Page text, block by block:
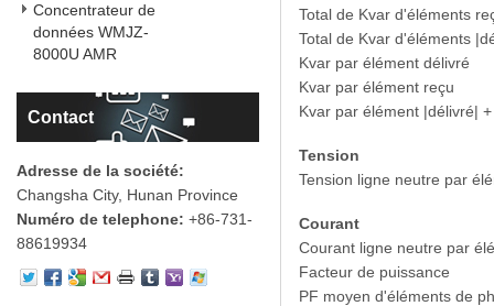
Concentrateur de
données WMJZ-
8000U AMR
Contact
Adresse de la société:
Changsha City, Hunan Province
Numéro de telephone: +86-731-
88619934
Total de Kvar d'éléments
Total de Kvar d'éléments
Kvar par élément délivré
Kvar par élément reçu
Kvar par élément |délivré|
Tension
Tension ligne neutre par
Courant
Courant ligne neutre par
Facteur de puissance
PF moyen d'éléments de